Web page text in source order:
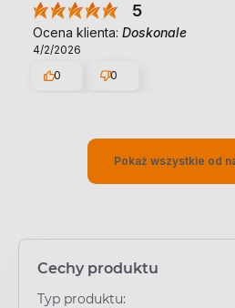
5
Ocena klienta: Doskonale
4/2/2026
0
0
Pokaż wszystkie od
Cechy produktu
Typ produktu: